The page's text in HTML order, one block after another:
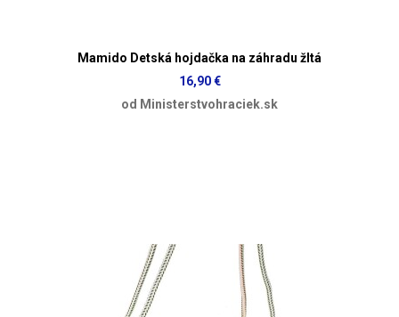
Mamido Detská hojdačka na záhradu žltá
16,90 €
od Ministerstvohraciek.sk